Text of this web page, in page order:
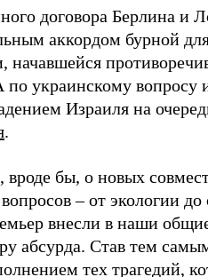
договора Берлина и
аккордом бурной
начавшейся
украинскому вопросу
Израиля на
.
вроде бы, о новых
– от экологии
внесли в наши
абсурда. Став тем
тех трагедий,